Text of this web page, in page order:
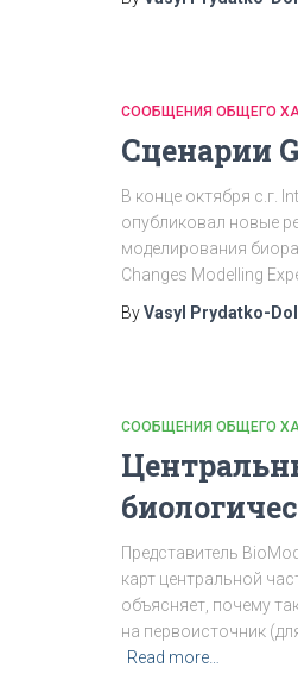
СООБЩЕНИЯ ОБЩЕГО
Сценарии
В конце октября с.г.
опубликовал новые
моделирования
Changes Modelling
ByVasyl Prydatko-
СООБЩЕНИЯ ОБЩЕГО
Представитель
карт центральной
объясняет, почему
на первоисточник
Read more…